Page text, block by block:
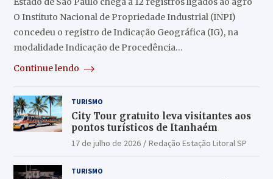
O Instituto Nacional de Propriedade Industrial (INPI)
concedeu o registro de Indicação Geográfica (IG), na
modalidade Indicação de Procedência…
Continue lendo
TURISMO
City Tour gratuito leva visitantes aos
pontos turísticos de Itanhaém
17 de julho de 2026 Redação Estação Litoral SP
TURISMO